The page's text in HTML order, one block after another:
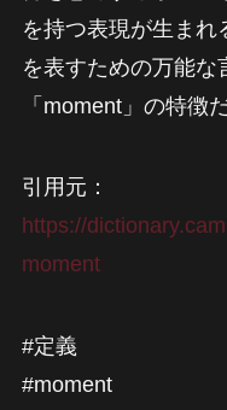
を持つ表現が生まれ
を表すための万能
「moment」の特徴
引用元：
https://
moment
#定義
#moment